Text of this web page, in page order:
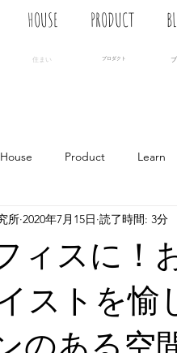
HOUSE PRODUCT
住まい プロダクト
House Product Learn
ィスに！
ストを
所 2020年7月15日 読了時間: 3分